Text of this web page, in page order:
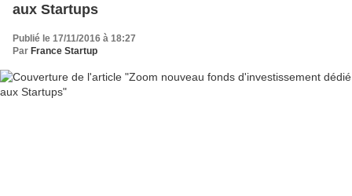
aux Startups
Publié le 17/11/2016 à 18:27
Par France Startup